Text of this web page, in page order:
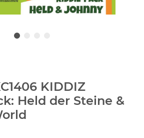
KIDDIZ
Held der Steine &